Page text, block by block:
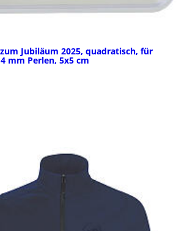
Jubiläum 2025, quadratisch, für
mm Perlen, 5x5 cm